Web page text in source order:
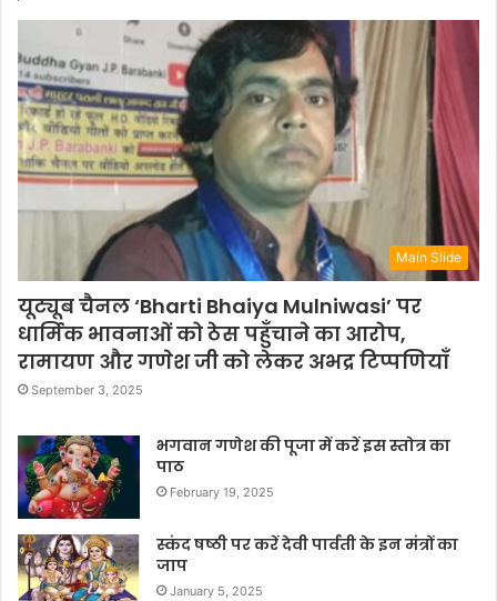
Main Slide
यूट्यूब चैनल ‘Bharti Bhaiya Mulniwasi’ पर
धार्मिक भावनाओं को ठेस पहुँचाने का आरोप,
रामायण और गणेश जी को लेकर अभद्र टिप्पणियाँ
September 3, 2025
भगवान गणेश की पूजा में करें इस स्तोत्र का
पाठ
February 19, 2025
स्कंद षष्ठी पर करें देवी पार्वती के इन मंत्रों का
जाप
January 5, 2025